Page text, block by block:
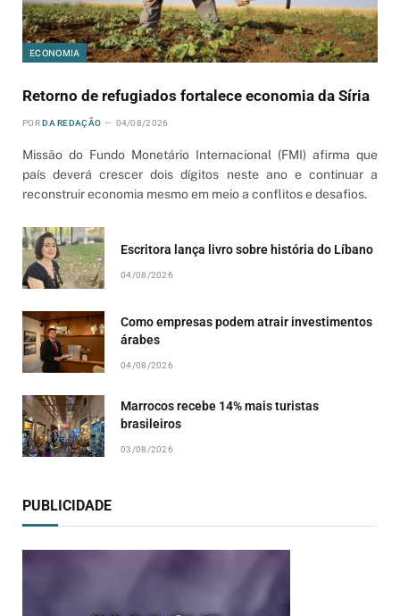
ECONOMIA
Retorno de refugiados fortalece economia da Síria
POR DA REDAÇÃO 04/08/2026
Missão do Fundo Monetário Internacional (FMI) afirma que
país deverá crescer dois dígitos neste ano e continuar a
reconstruir economia mesmo em meio a conflitos e desafios.
Escritora lança livro sobre história do Líbano
04/08/2026
Como empresas podem atrair investimentos
árabes
04/08/2026
Marrocos recebe 14% mais turistas
brasileiros
03/08/2026
PUBLICIDADE